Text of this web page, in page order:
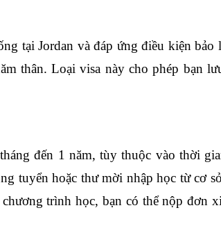
tại Jordan và đáp ứng điều kiện
thân. Loại visa này cho phép bạn
đến 1 năm, tùy thuộc vào thời
tuyển hoặc thư mời nhập học từ cơ
trình học, bạn có thể nộp đơn